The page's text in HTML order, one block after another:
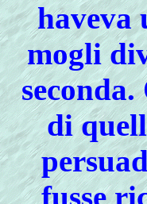
haveva
mogli
di
fusse